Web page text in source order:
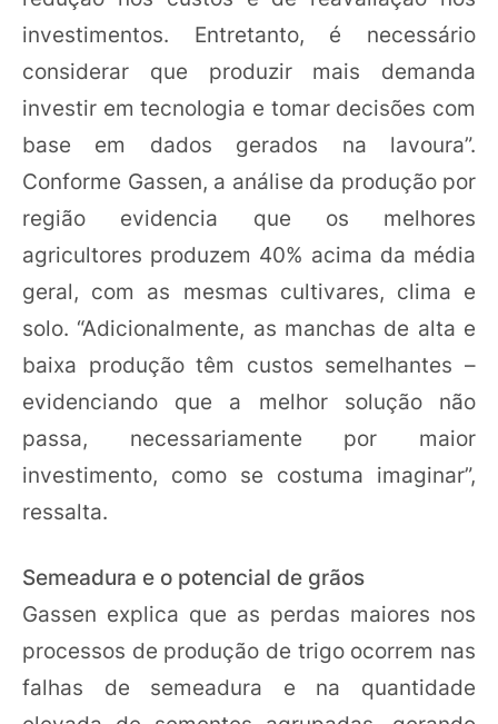
investimentos. Entretanto, é necessário
considerar que produzir mais demanda
investir em tecnologia e tomar decisões com
base em dados gerados na lavoura”.
Conforme Gassen, a análise da produção por
região evidencia que os melhores
agricultores produzem 40% acima da média
geral, com as mesmas cultivares, clima e
solo. “Adicionalmente, as manchas de alta e
baixa produção têm custos semelhantes –
evidenciando que a melhor solução não
passa, necessariamente por maior
investimento, como se costuma imaginar”,
ressalta.
Semeadura e o potencial de grãos
Gassen explica que as perdas maiores nos
processos de produção de trigo ocorrem nas
falhas de semeadura e na quantidade